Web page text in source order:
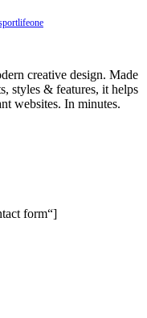
creative design. Made
styles & features, it helps
websites. In minutes.
form“]